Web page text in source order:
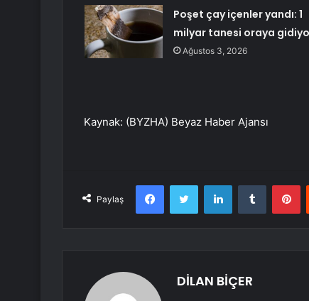
Poşet çay içenler yandı: 1
milyar tanesi oraya
Ağustos 3, 2026
Kaynak: (BYZHA) Beyaz Haber Ajansı
Paylaş
FacebookTwitter LinkedInTumblr
DİLAN BİÇER